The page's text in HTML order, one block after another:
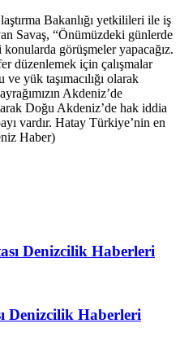
Bakanlığı yetkilileri ile iş
Savaş, “Önümüzdeki günlerde
görüşmeler yapacağız.
düzenlemek için çalışmalar
yük taşımacılığı olarak
Akdeniz’de
Doğu Akdeniz’de hak iddia
vardır. Hatay Türkiye’nin en
Haber)
Denizcilik Haberleri
Denizcilik Haberleri